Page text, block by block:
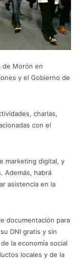
de Morón en
y el Gobierno de
charlas,
con el
marketing digital, y
Además, habrá
asistencia en la
documentación para
DNI gratis y sin
la economía social
locales y de la